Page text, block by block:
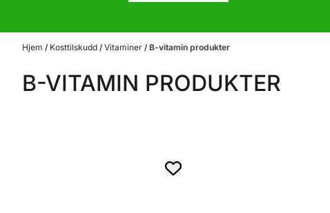
Hjem / Kosttilskudd / Vitaminer / B-vitamin produkter
B-VITAMIN PRODUKTER